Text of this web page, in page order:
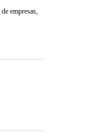
empresas,